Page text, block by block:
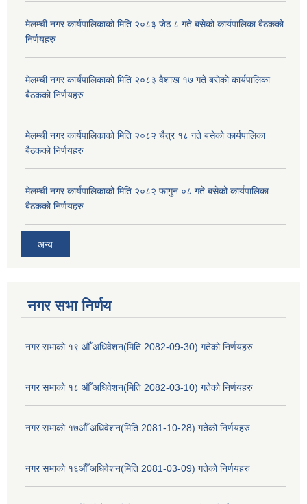
मेलम्ची नगर कार्यपालिकाको मिति २०८३ जेठ ८ गते बसेको कार्यपालिका बैठकको
निर्णयहरु
मेलम्ची नगर कार्यपालिकाको मिति २०८३ वैशाख १७ गते बसेको कार्यपालिका
बैठकको निर्णयहरु
मेलम्ची नगर कार्यपालिकाको मिति २०८२ चैत्र १८ गते बसेको कार्यपालिका
बैठकको निर्णयहरु
मेलम्ची नगर कार्यपालिकाको मिति २०८२ फागुन ०८ गते बसेको कार्यपालिका
बैठकको निर्णयहरु
अन्य
नगर सभा निर्णय
नगर सभाको १९ औँ अधिवेशन(मिति 2082-09-30) गतेको निर्णयहरु
नगर सभाको १८ औँ अधिवेशन(मिति 2082-03-10) गतेको निर्णयहरु
नगर सभाको १७औँ अधिवेशन(मिति 2081-10-28) गतेको निर्णयहरु
नगर सभाको १६औँ अधिवेशन(मिति 2081-03-09) गतेको निर्णयहरु